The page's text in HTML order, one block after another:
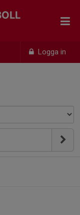
Logga in